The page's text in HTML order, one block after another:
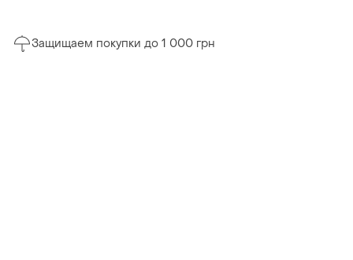
Защищаем покупки до 1 000 грн